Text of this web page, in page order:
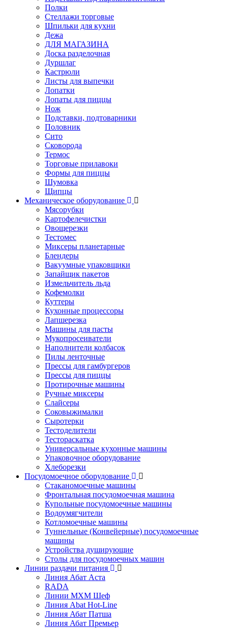
Полки
Стеллажи торговые
Шпильки для кухни
Дежа
ДЛЯ МАГАЗИНА
Доска разделочная
Дуршлаг
Кастрюли
Листы для выпечки
Лопатки
Лопаты для пиццы
Нож
Подставки, подтоварники
Половник
Сито
Сковорода
Термос
Торговые прилавоки
Формы для пиццы
Шумовка
Щипцы
Механическое оборудование
Мясорубки
Картофелечистки
Овощерезки
Тестомес
Миксеры планетарные
Блендеры
Вакуумные упаковщики
Запайщик пакетов
Измельчитель льда
Кофемолки
Куттеры
Кухонные процессоры
Лапшерезка
Машины для пасты
Мукопросеиватели
Наполнители колбасок
Пилы ленточные
Прессы для гамбургеров
Прессы для пиццы
Протирочные машины
Ручные миксеры
Слайсеры
Соковыжималки
Сыротерки
Тестоделители
Тестораскатка
Универсальные кухонные машины
Упаковочное оборудование
Хлеборезки
Посудомоечное оборудование
Стаканомоечные машины
Фронтальная посудомоечная машина
Купольные посудомоечные машины
Водоумягчители
Котломоечные машины
Туннельные (Конвейерные) посудомоечные
машины
Устройства душирующие
Столы для посудомоечных машин
Линии раздачи питания
Линия Абат Аста
RADA
Линии МХМ Шеф
Линия Abat Hot-Line
Линия Абат Патша
Линия Абат Премьер